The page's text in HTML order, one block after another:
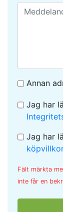
Annan
Jag har
Jag har
Fält märkta
inte får en